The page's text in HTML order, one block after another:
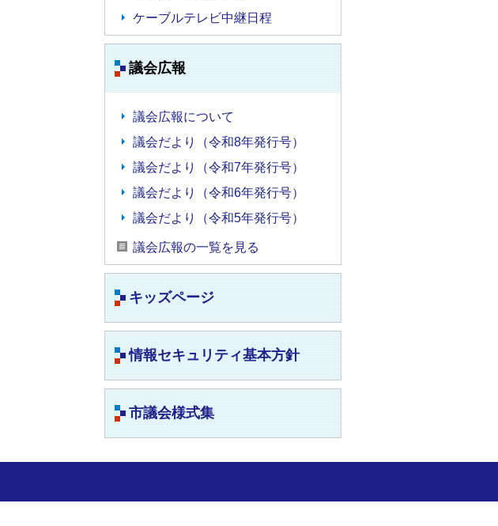
ケーブルテレビ中継日程
議会広報
議会広報について
議会だより（令和8年発行号）
議会だより（令和7年発行号）
議会だより（令和6年発行号）
議会だより（令和5年発行号）
議会広報の一覧を見る
キッズページ
情報セキュリティ基本方針
市議会様式集